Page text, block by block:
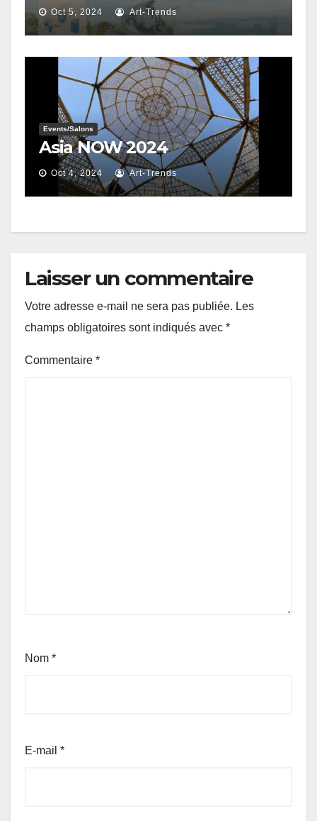
Oct 5, 2024 Art-Trends
Events/salons
Asia NOW 2024
Oct 4, 2024 Art-Trends
Laisser un commentaire
Votre adresse e-mail ne sera pas publiée. Les
champs obligatoires sont indiqués avec *
Commentaire *
Nom *
E-mail *